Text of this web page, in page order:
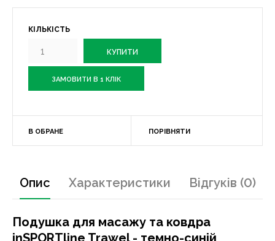
КІЛЬКІСТЬ
ЗАМОВИТИ В 1 КЛІК
В ОБРАНЕ ПОРІВНЯТИ
Опис Характеристики Відгуків (0)
Подушка для масажу та ковдра
inSPORTline Trawel - темно-синій